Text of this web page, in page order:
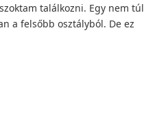
találkozni. Egy nem túl
a felsőbb osztályból. De ez